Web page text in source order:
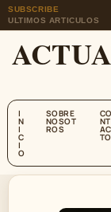
SUBSCRIBE
ULTIMOS ARTICULOS
I
N
I
C
I
O
SOBRE
NOSOT
ROS
CO
NT
AC
TO